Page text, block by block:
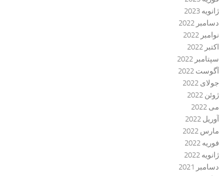
ژانویه 2023
دسامبر 2022
نوامبر 2022
اکتبر 2022
سپتامبر 2022
آگوست 2022
جولای 2022
ژوئن 2022
می 2022
آوریل 2022
مارس 2022
فوریه 2022
ژانویه 2022
دسامبر 2021